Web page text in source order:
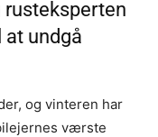
at undgå
og vinteren har
værste